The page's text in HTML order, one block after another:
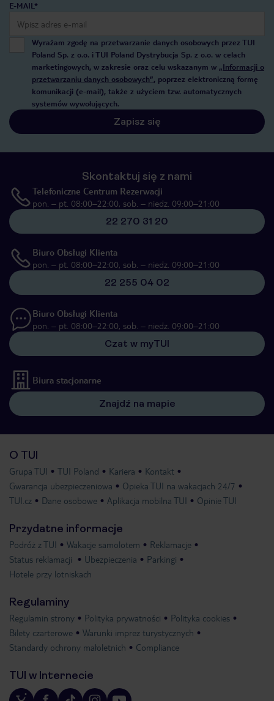
E-MAIL*
Wyrażam zgodę na przetwarzanie danych osobowych przez TUI
Poland Sp. z o.o. i TUI Poland Dystrybucja Sp. z o.o. w celach
marketingowych, w zakresie oraz celu wskazanym w „Informacji o
przetwarzaniu danych osobowych”, poprzez elektroniczną formę
komunikacji (e-mail), także z użyciem tzw. automatycznych
systemów wywołujących.
Zapisz się
Skontaktuj się z nami
Telefoniczne Centrum Rezerwacji
pon. – pt. 08:00–22:00, sob. – niedz. 09:00–21:00
22 270 31 20
Biuro Obsługi Klienta
pon. – pt. 08:00–22:00, sob. – niedz. 09:00–21:00
22 255 04 02
Biuro Obsługi Klienta
pon. – pt. 08:00–22:00, sob. – niedz. 09:00–21:00
Czat w myTUI
Biura stacjonarne
Znajdź na mapie
O TUI
Grupa TUI TUI Poland Kariera
Kontakt
Gwarancja ubezpieczeniowa
Opieka TUI na wakacjach 24/7
TUI.cz
Dane osobowe Aplikacja mobilna TUI Opinie TUI
Przydatne informacje
Podróż z TUI Wakacje samolotem
Reklamacje
Status reklamacji
Ubezpieczenia
Parkingi
Hotele przy lotniskach
Regulaminy
Regulamin strony Polityka prywatności
Polityka cookies
Bilety czarterowe
Warunki imprez turystycznych
Standardy ochrony małoletnich
Compliance
TUI w Internecie